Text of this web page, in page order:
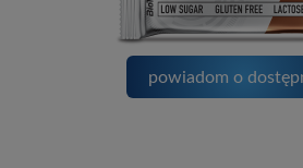
powiadom o